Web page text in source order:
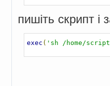
пишіть скрипт і
exec ( 'sh /home/